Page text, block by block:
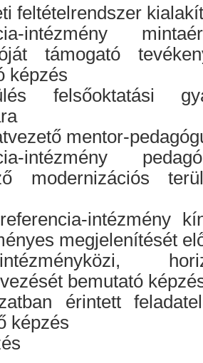
feltételrendszer
intézmény
támogató
képzés
felsőoktatási
mentor-
intézmény
modernizációs
intézmény
megjelenítését
bemutató
érintett
képzés